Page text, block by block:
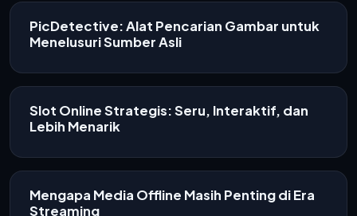
PicDetective: Alat Pencarian Gambar untuk
Menelusuri Sumber Asli
Slot Online Strategis: Seru, Interaktif, dan
Lebih Menarik
Mengapa Media Offline Masih Penting di Era
Streaming